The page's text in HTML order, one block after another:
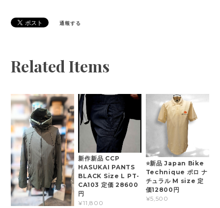
通報する
Related Items
新作新品 CCP
HASUKAI PANTS
BLACK Size L PT-
CA103 定価 28600
円
¥11,800
⭐新品 Japan Bike
Technique ポロ ナ
チュラル M size 定
価12800円
¥5,500